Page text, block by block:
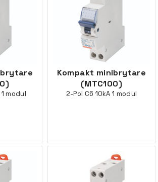
modul
Kompakt minibrytare
(MTC100)
2-Pol C6 10kA 1 modul